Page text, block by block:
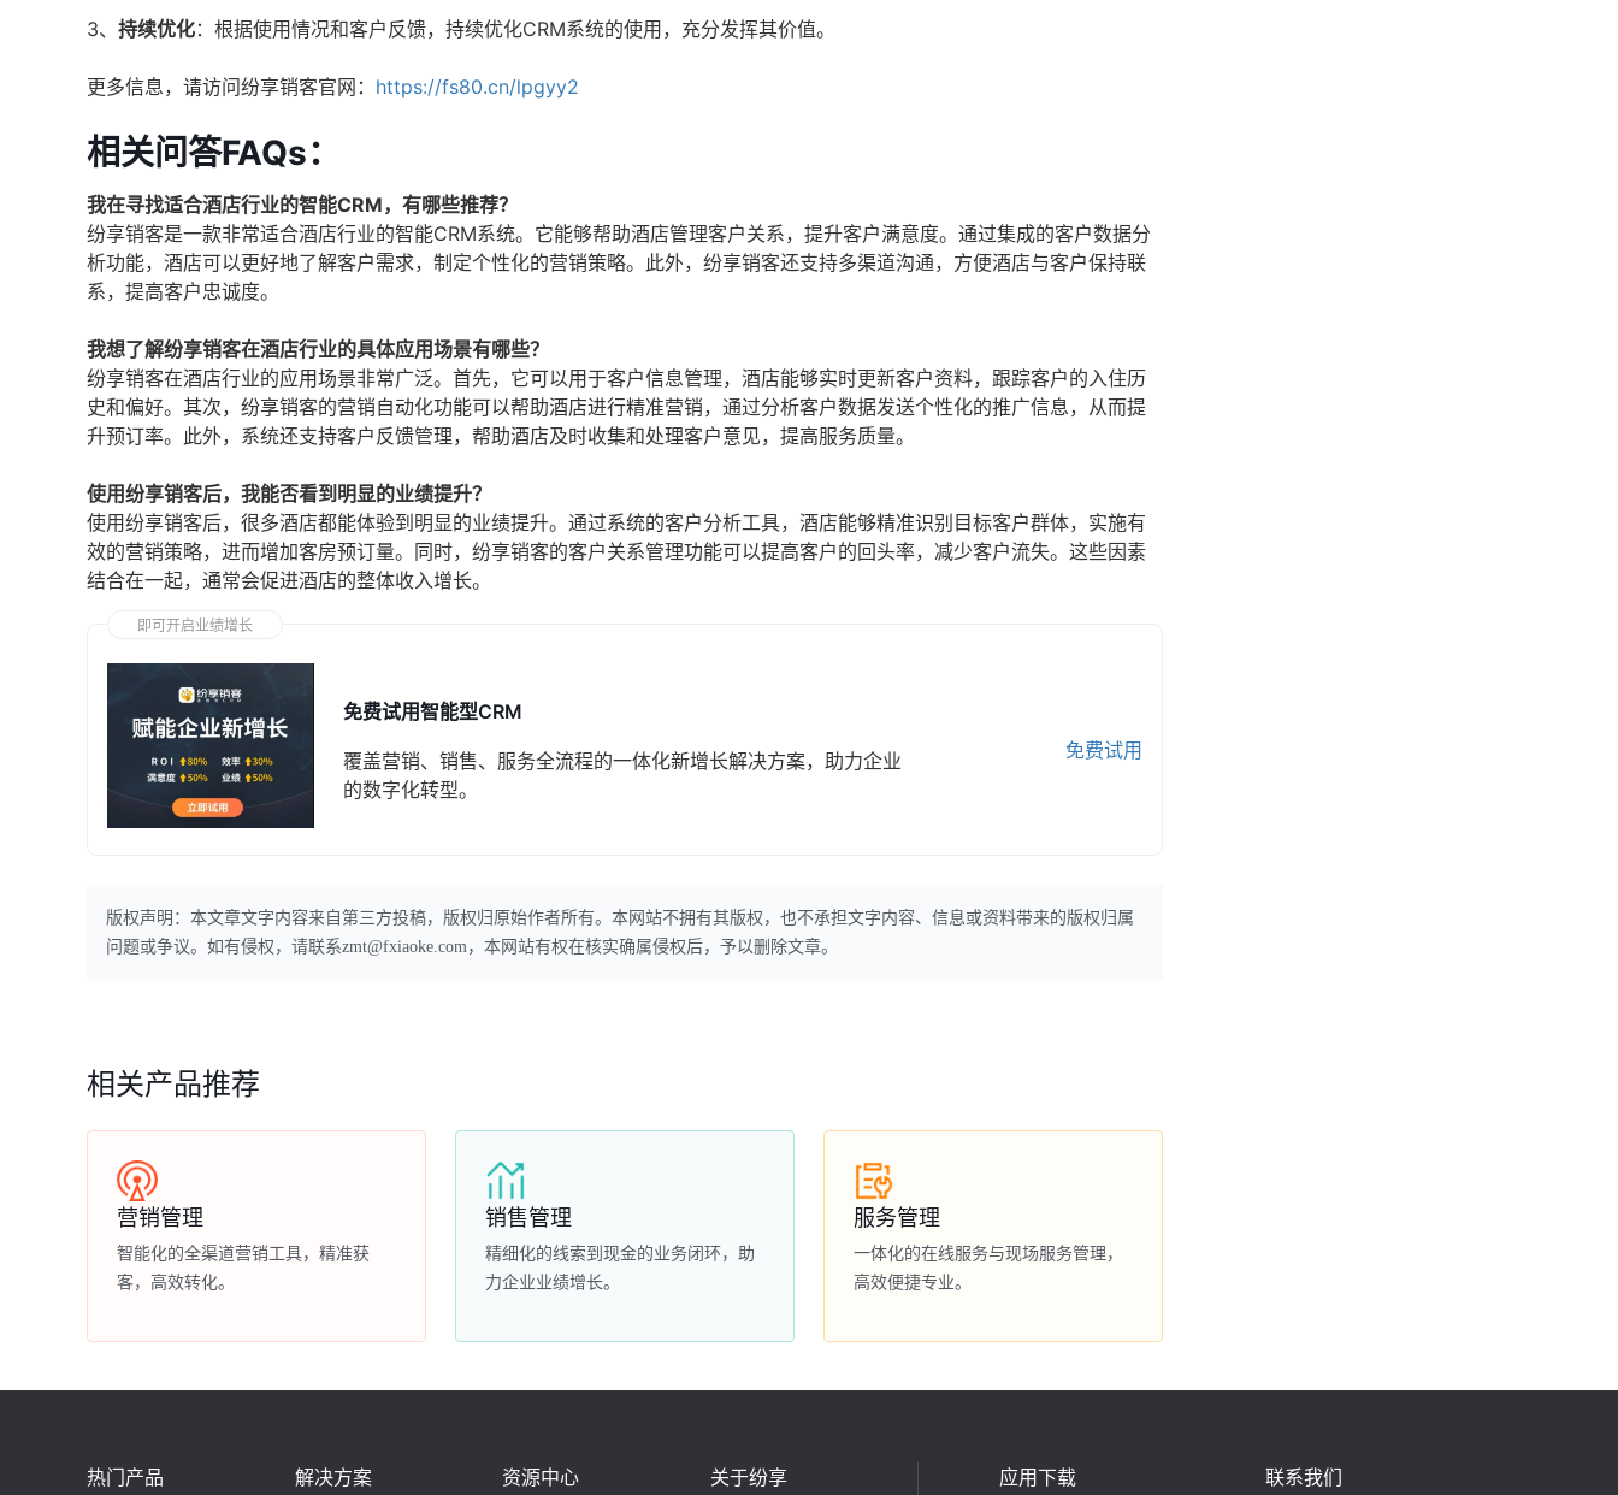
3、 持续优化：根据使用情况和客户反馈，持续优化CRM系统的使用，充分发挥其价值。
更多信息，请访问纷享销客官网： https://fs80.cn/lpgyy2
相关问答FAQs：
我在寻找适合酒店行业的智能CRM，有哪些推荐？
纷享销客是一款非常适合酒店行业的智能CRM系统。它能够帮助酒店管理客户关系，提升客户满意度。通过集成的客户数据分
析功能，酒店可以更好地了解客户需求，制定个性化的营销策略。此外，纷享销客还支持多渠道沟通，方便酒店与客户保持联
系，提高客户忠诚度。
我想了解纷享销客在酒店行业的具体应用场景有哪些？
纷享销客在酒店行业的应用场景非常广泛。首先，它可以用于客户信息管理，酒店能够实时更新客户资料，跟踪客户的入住历
史和偏好。其次，纷享销客的营销自动化功能可以帮助酒店进行精准营销，通过分析客户数据发送个性化的推广信息，从而提
升预订率。此外，系统还支持客户反馈管理，帮助酒店及时收集和处理客户意见，提高服务质量。
使用纷享销客后，我能否看到明显的业绩提升？
使用纷享销客后，很多酒店都能体验到明显的业绩提升。通过系统的客户分析工具，酒店能够精准识别目标客户群体，实施有
效的营销策略，进而增加客房预订量。同时，纷享销客的客户关系管理功能可以提高客户的回头率，减少客户流失。这些因素
结合在一起，通常会促进酒店的整体收入增长。
即可开启业绩增长
免费试用智能型CRM
覆盖营销、销售、服务全流程的一体化新增长解决方案，助力企业
的数字化转型。
免费试用
版权声明：本文章文字内容来自第三方投稿，版权归原始作者所有。本网站不拥有其版权，也不承担文字内容、信息或资料带来的版权归属
问题或争议。如有侵权，请联系zmt@fxiaoke.com，本网站有权在核实确属侵权后，予以删除文章。
相关产品推荐
营销管理
智能化的全渠道营销工具，精准获
客，高效转化。
销售管理
精细化的线索到现金的业务闭环，助
力企业业绩增长。
服务管理
一体化的在线服务与现场服务管理，
高效便捷专业。
热门产品 解决方案 资源中心 关于纷享 应用下载 联系我们